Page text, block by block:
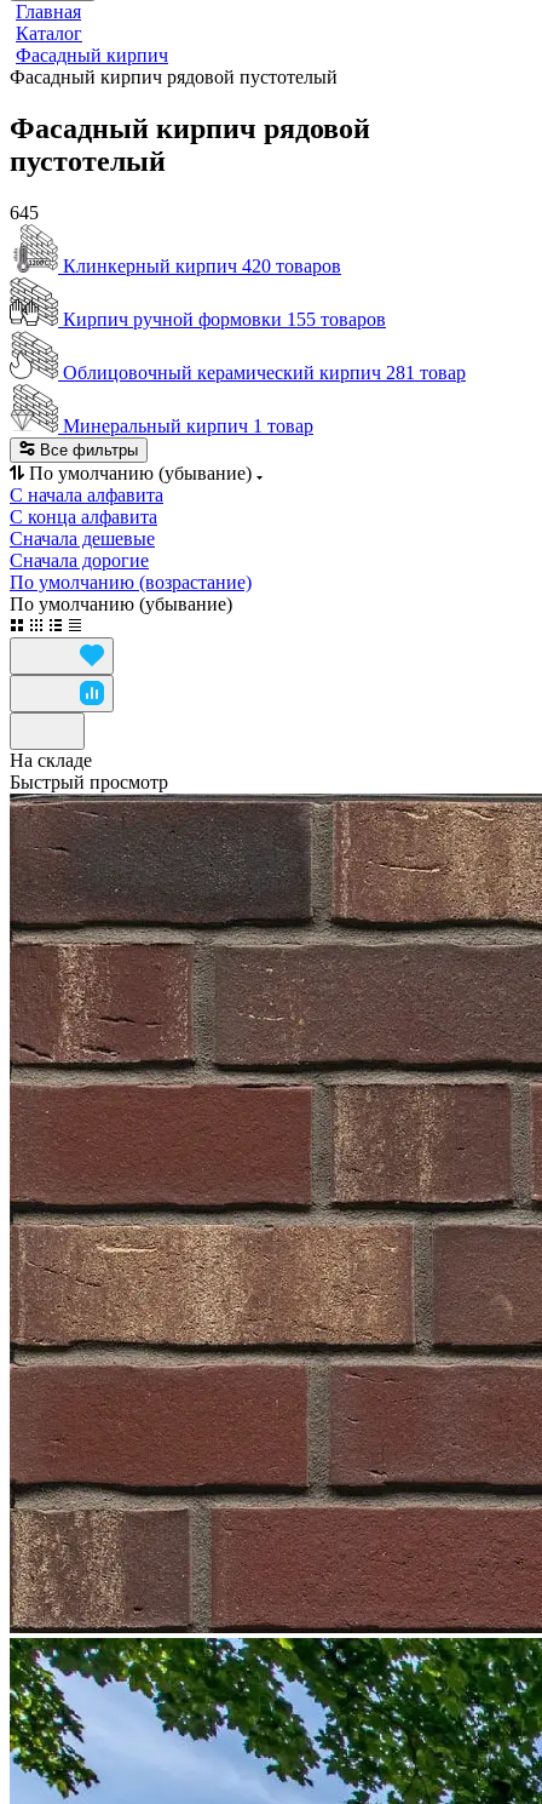
Главная
Каталог
Фасадный кирпич
Фасадный кирпич рядовой пустотелый
Фасадный кирпич рядовой
пустотелый
645
Клинкерный кирпич 420 товаров
Кирпич ручной формовки 155 товаров
Облицовочный керамический кирпич 281 товар
Минеральный кирпич 1 товар
Все фильтры
По умолчанию (убывание)
С начала алфавита
С конца алфавита
Сначала дешевые
Сначала дорогие
По умолчанию (возрастание)
По умолчанию (убывание)
На складе
Быстрый просмотр